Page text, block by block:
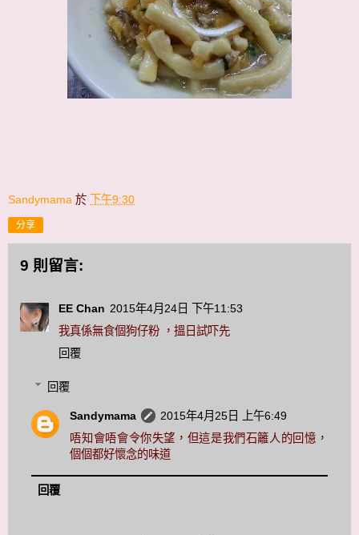
Sandymama 於 下午9:30
分享
9 則留言:
EE Chan 2015年4月24日 下午11:53
我真係無食個狗仔粉 ，搵日試吓先
回覆
回覆
Sandymama
2015年4月25日 上午6:49
唔知會唔會令你失望，但這是我們石籬人的回憶，
個個都好懷念的味道
回覆